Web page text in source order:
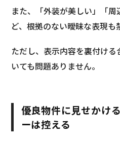
また、「外装が美しい」「
ど、根拠のない曖昧な表現も
ただし、表示内容を裏付け
いても問題ありません。
優良物件に見せかけ
ーは控える